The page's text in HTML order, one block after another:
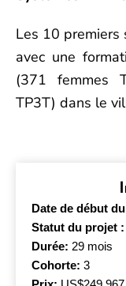
Les 10 premiers
avec une
(371 femmes
TP3T) dans le
Date de début
Statut du projet :
Durée: 29 mois
Cohorte: 3